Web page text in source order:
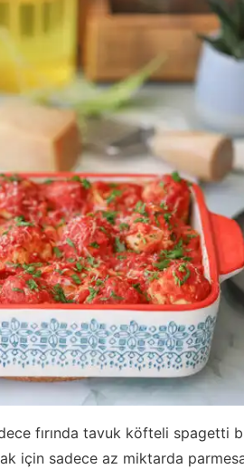
fırında tavuk köfteli spagetti
için sadece az miktarda